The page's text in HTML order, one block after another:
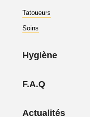
Tatoueurs
Soins
Hygiène
F.A.Q
Actualités